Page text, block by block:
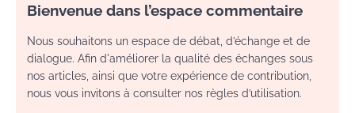
Bienvenue dans l’espace commentaire
Nous souhaitons un espace de débat, d’échange et de
dialogue. Afin d'améliorer la qualité des échanges sous
nos articles, ainsi que votre expérience de contribution,
nous vous invitons à consulter nos règles d’utilisation.